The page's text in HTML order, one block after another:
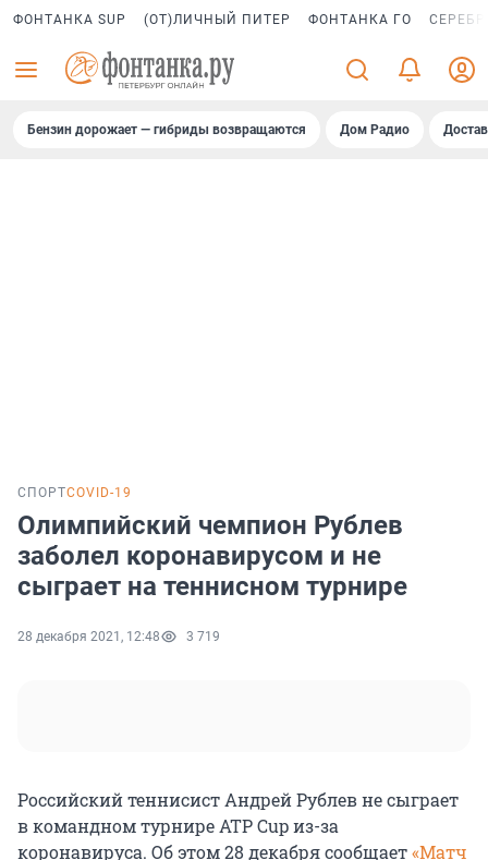
ФОНТАНКА SUP (ОТ)ЛИЧНЫЙ ПИТЕР ФОНТАНКА ГО
Бензин дорожает — гибриды возвращаются Дом Радио
СПОРТCOVID-19
Олимпийский чемпион Рублев
заболел коронавирусом и не
сыграет на теннисном турнире
28 декабря 2021, 12:48 3 719
Российский теннисист Андрей Рублев не сыграет
в командном турнире ATP Cup из-за
коронавируса. Об этом 28 декабря сообщает«Матч